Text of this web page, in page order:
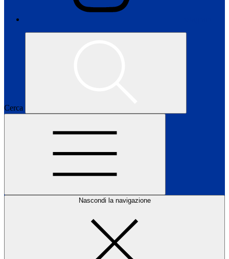
Cerca
Nascondi la navigazione